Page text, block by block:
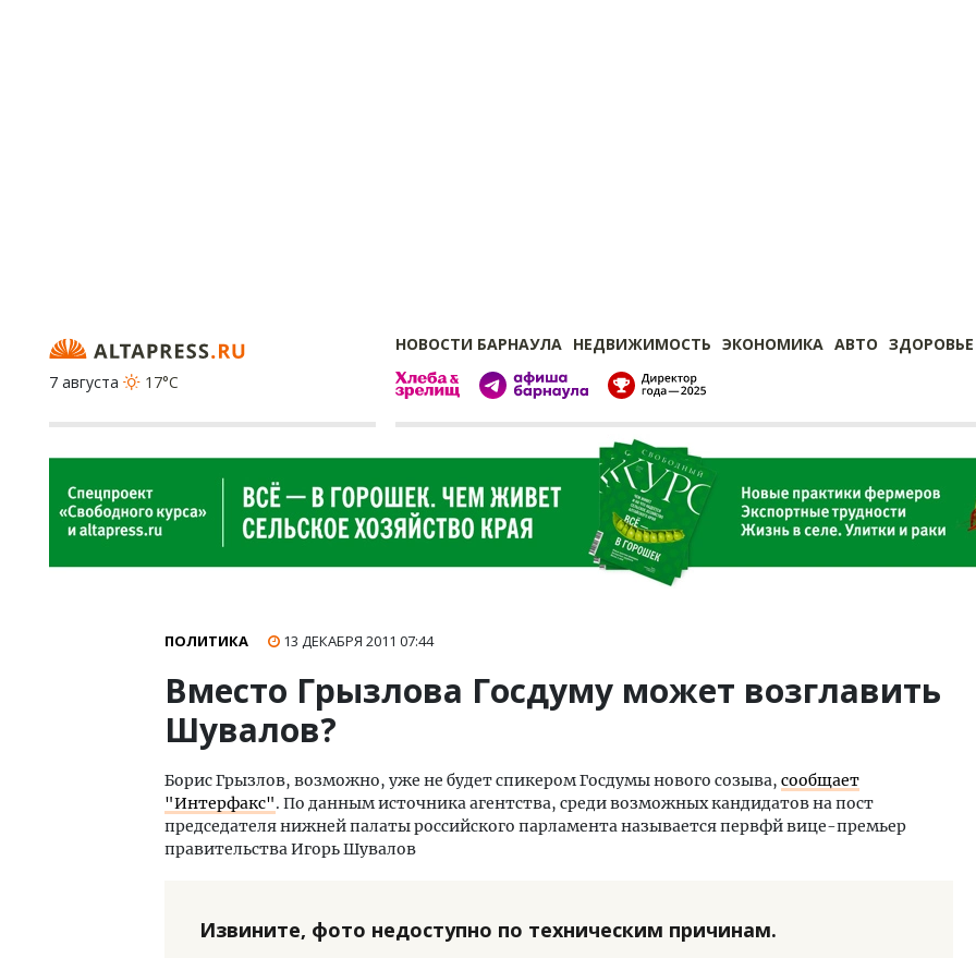
НОВОСТИ БАРНАУЛА НЕДВИЖИМОСТЬ ЭКОНОМИКА АВТО ЗДОРОВЬЕ
7 августа
17°C
ПОЛИТИКА 13 ДЕКАБРЯ 2011 07:44
Вместо Грызлова Госдуму может возглавить
Шувалов?
Борис Грызлов, возможно, уже не будет спикером Госдумы нового созыва, сообщает
"Интерфакс". По данным источника агентства, среди возможных кандидатов на пост
председателя нижней палаты российского парламента называется первфй вице-премьер
правительства Игорь Шувалов
Извините, фото недоступно по техническим причинам.